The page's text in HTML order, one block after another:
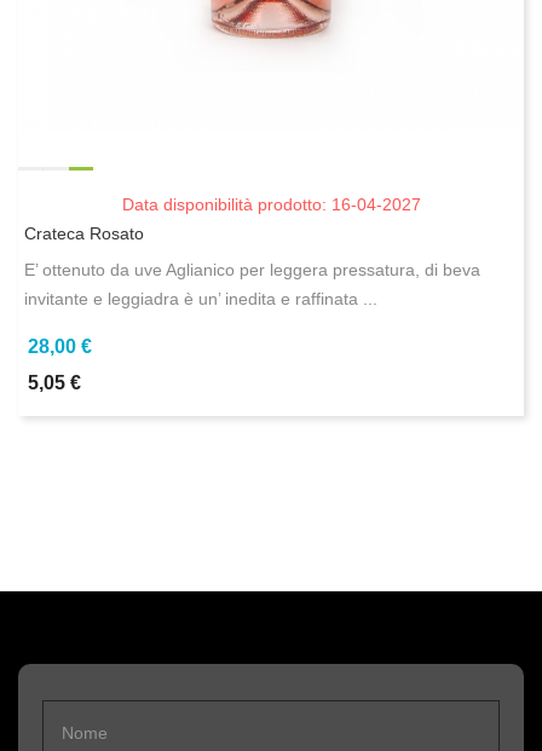
Data disponibilità prodotto: 16-04-2027
Crateca Rosato
E’ ottenuto da uve Aglianico per leggera pressatura, di beva
invitante e leggiadra è un’ inedita e raffinata ...
28,00 €
5,05 €